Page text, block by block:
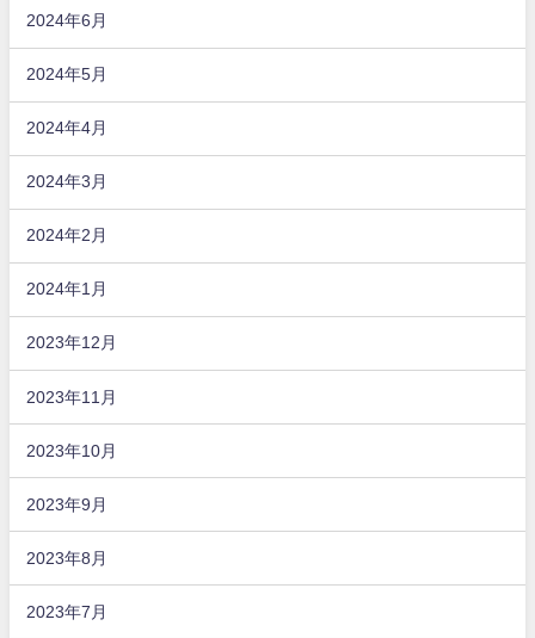
2024年6月
2024年5月
2024年4月
2024年3月
2024年2月
2024年1月
2023年12月
2023年11月
2023年10月
2023年9月
2023年8月
2023年7月